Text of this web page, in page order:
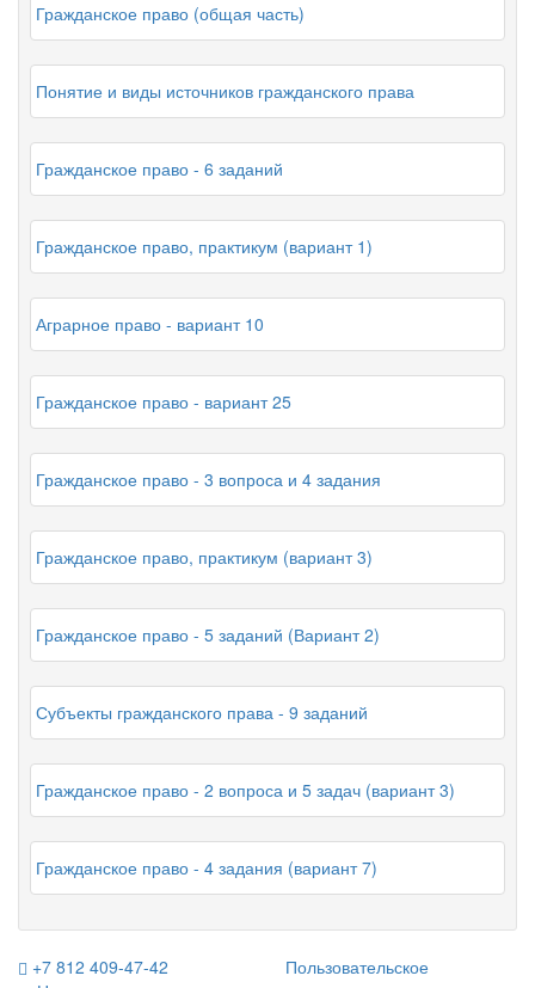
Гражданское право (общая часть)
Понятие и виды источников гражданского права
Гражданское право - 6 заданий
Гражданское право, практикум (вариант 1)
Аграрное право - вариант 10
Гражданское право - вариант 25
Гражданское право - 3 вопроса и 4 задания
Гражданское право, практикум (вариант 3)
Гражданское право - 5 заданий (Вариант 2)
Субъекты гражданского права - 9 заданий
Гражданское право - 2 вопроса и 5 задач (вариант 3)
Гражданское право - 4 задания (вариант 7)
+7 812 409-47-42
Пользовательское